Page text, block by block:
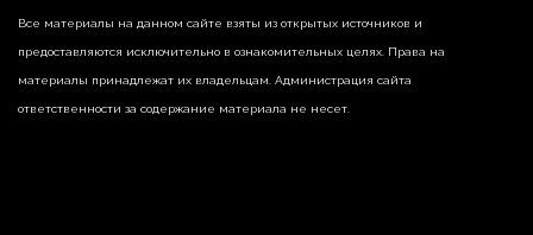
Все материалы на данном сайте взяты из открытых источников и
предоставляются исключительно в ознакомительных целях. Права на
материалы принадлежат их владельцам. Администрация сайта
ответственности за содержание материала не несет.